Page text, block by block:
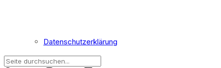
Datenschutzerklärung